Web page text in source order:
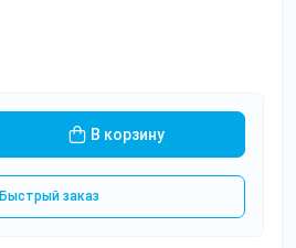
В корзину
Быстрый заказ